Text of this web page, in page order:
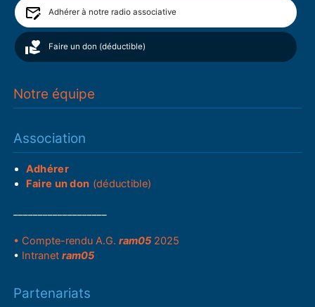
Adhérer à notre radio associative
Faire un don (déductible)
Notre équipe
Association
Adhérer
Faire un don (déductible)
• Compte-rendu A.G.ram05 2025
• Intranetram05
Partenariats